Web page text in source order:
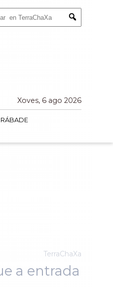
Submit
Xoves, 6 ago 2026
RÁBADE
TerraChaXa
a entrada